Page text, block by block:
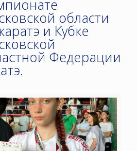
области
и Кубке
Федерации